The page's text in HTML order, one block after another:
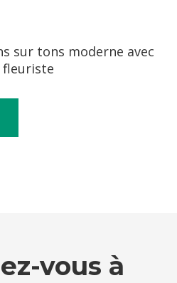
sur tons moderne avec
fleuriste
vous à